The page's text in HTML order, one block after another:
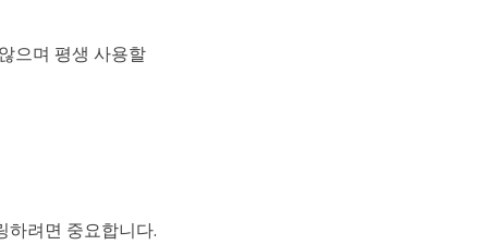
으며 평생 사용할
하려면 중요합니다.